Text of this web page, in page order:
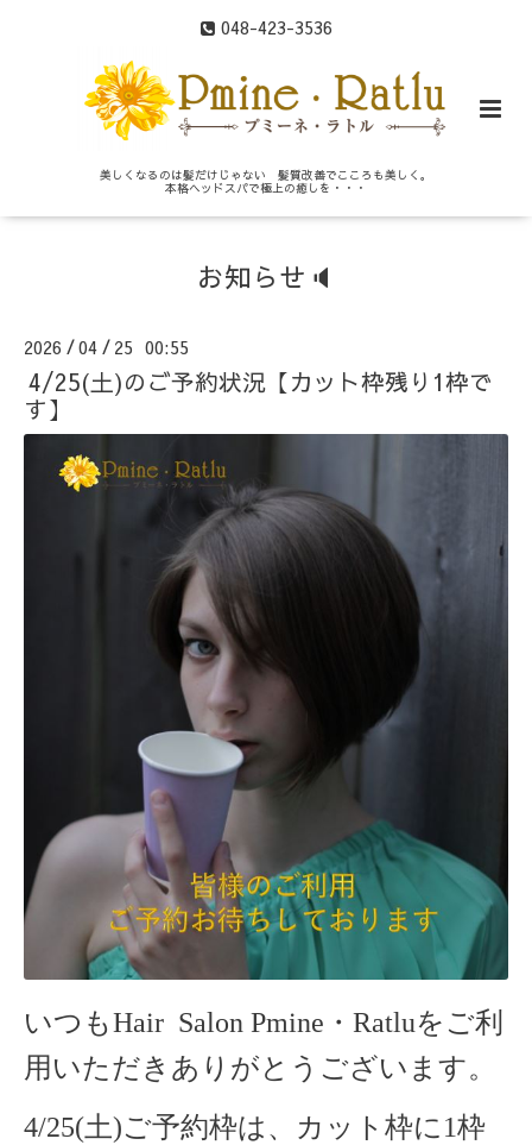
048-423-3536
美しくなるのは髪だけじゃない 髪質改善でこころも美しく。
本格ヘッドスパで極上の癒しを・・・
お知らせ🔈
2026 /04 / 25 00:55
4/25(土)のご予約状況【カット枠残り1枠で
す】
いつもHair Salon Pmine・Ratluをご利
用いただきありがとうございます。
4/25(土)ご予約枠は、カット枠に1枠